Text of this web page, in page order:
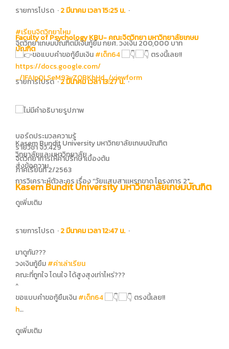
รายการโปรด ·2 มีนาคม เวลา 15:25 น. ·
#เรียนจิตวิทยาไหม
จิตวิทยาเกษมบัณฑิตมีเงินกู้ยืม กยศ. วงเงิน 200,000 บาท
ขอแบบคำขอกู้ยืมเงิน#เด็ก64
ตรงนี้เลย!!
https://docs.google.com/
…/1FAIpQLSeM93vZQBKbHd…/viewform
Kasem Bundit University มหาวิทยาลัยเกษมบัณฑิต
วิทยาลัยและมหาวิทยาลัย
ส่งข้อความ
Kasem Bundit University มหาวิทยาลัยเกษมบัณฑิต
รายการโปรด ·2 มีนาคม เวลา 12:47 น. ·
มาดูกัน???
วงเงินกู้ยืม#ค่าเล่าเรียน
คณะที่ถูกใจ โดนใจ ได้สูงสุงเท่าไหร่???
^
ขอแบบคำขอกู้ยืมเงิน#เด็ก64
ตรงนี้เลย!!
h…
ดูเพิ่มเติม
Faculty of Psychology KBU- คณะจิตวิทยา มหาวิทยาลัยเกษม
บัณฑิต
รายการโปรด·2 มีนาคม เวลา 13:27 น.·
บอร์ดประมวลความรู้
รายวิชา จว.429
จิตวิทยาการให้คำปรึกษาเบื้องต้น
ภาคเรียนที่ 2/2563
การวิเคราะห์ตัวละคร เรื่อง “วัยเเสบสาเเหรกขาด โครงการ 2″…
ดูเพิ่มเติม